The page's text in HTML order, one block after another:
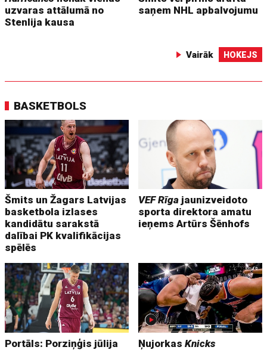
uzvaras attālumā no
Stenlija kausa
saņem NHL apbalvojumu
Vairāk HOKEJS
BASKETBOLS
Šmits un Žagars Latvijas
basketbola izlases
kandidātu sarakstā
dalībai PK kvalifikācijas
spēlēs
VEF Rīga jaunizveidoto
sporta direktora amatu
ieņems Artūrs Šēnhofs
Portāls: Porziņģis jūlija
ŅujorkasKnicks